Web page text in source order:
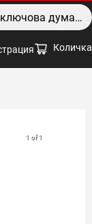
Количка
1 of 1